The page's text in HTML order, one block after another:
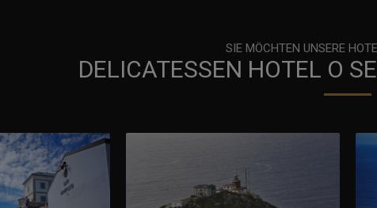
SIE MÖCHTEN UNSERE
DELICATESSEN HOTEL O